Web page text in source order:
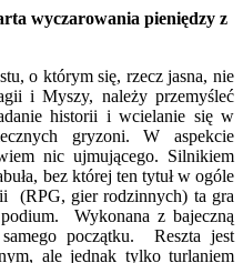
wyczarowania pieniędzy z
o którym się, rzecz jasna, nie
i Myszy, należy przemyśleć
historii i wcielanie się w
gryzoni. W aspekcie
nic ujmującego. Silnikiem
bez której ten tytuł w ogóle
(RPG, gier rodzinnych) ta gra
Wykonana z bajeczną
początku. Reszta jest
ale jednak tylko turlaniem